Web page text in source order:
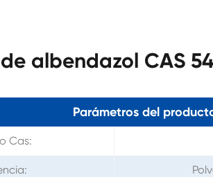
albendazol CAS
Parámetros del
Cas: